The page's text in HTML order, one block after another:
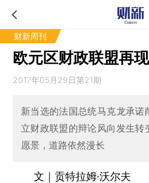
财新周刊
欧元区财政联盟再
2017年05月29日第21期
新当选的法国总统马克龙承
立财政联盟的辩论风向发生转
愿景，道路依然漫长
文｜贡特拉姆·沃尔夫